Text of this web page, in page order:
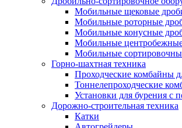
Мобильные щековые
Мобильные роторные
Мобильные конусные
Мобильные
Мобильные
Горно-шахтная техника
Проходческие комбайны
Тоннелепроходческие
Установки для бурения с
Дорожно-строительная техника
Катки